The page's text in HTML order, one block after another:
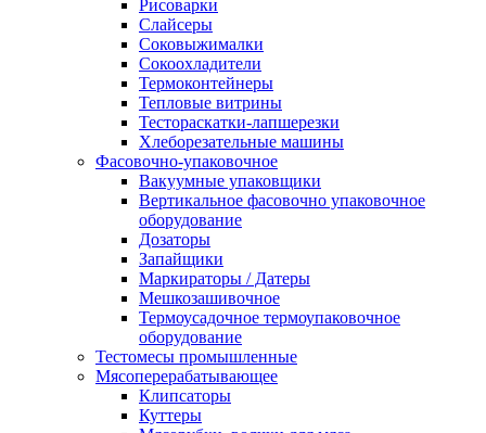
Рисоварки
Слайсеры
Соковыжималки
Сокоохладители
Термоконтейнеры
Тепловые витрины
Тестораскатки-лапшерезки
Хлеборезательные машины
Фасовочно-упаковочное
Вакуумные упаковщики
Вертикальное фасовочно упаковочное
оборудование
Дозаторы
Запайщики
Маркираторы / Датеры
Мешкозашивочное
Термоусадочное термоупаковочное
оборудование
Тестомесы промышленные
Мясоперерабатывающее
Клипсаторы
Куттеры